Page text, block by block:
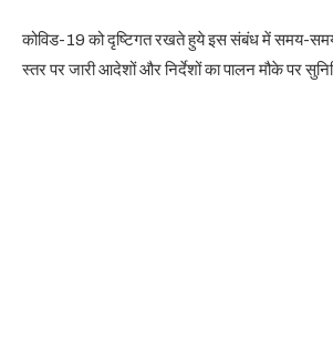
कोविड-19 को दृष्टिगत रखते हुये इस संबंध में समय-
स्तर पर जारी आदेशों और निर्देशों का पालन मौके पर